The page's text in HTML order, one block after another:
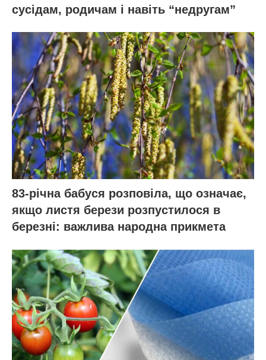
сусідам, родичам і навіть “недругам”
83-річна бабуся розповіла, що означає,
якщо листя берези розпустилося в
березні: важлива народна прикмета